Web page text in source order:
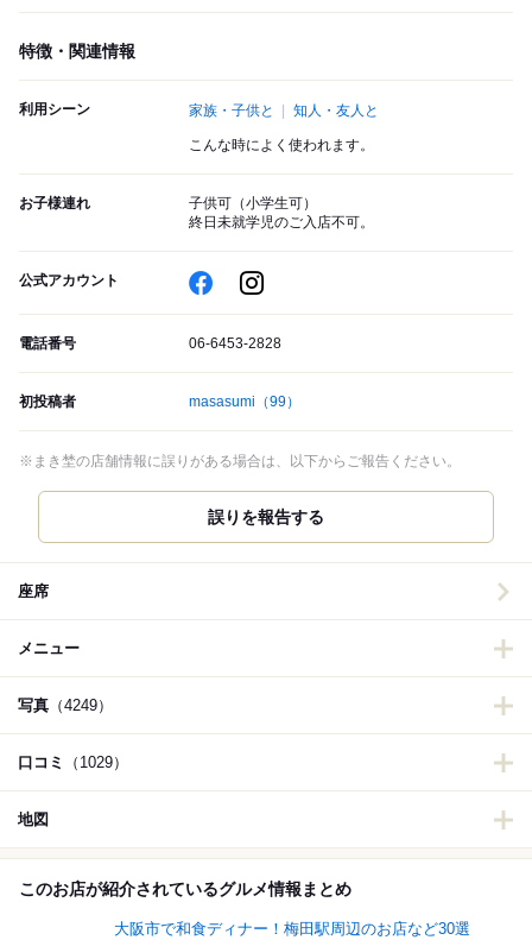
特徴・関連情報
利用シーン 家族・子供と 知人・友人と
こんな時によく使われます。
お子様連れ
子供可（小学生可）
終日未就学児のご入店不可。
公式アカウント
電話番号 06-6453-2828
初投稿者 masasumi （99）
※まき埜の店舗情報に誤りがある場合は、以下からご報告ください。
誤りを報告する
座席
メニュー
写真 （4249）
口コミ （1029）
地図
このお店が紹介されているグルメ情報まとめ
大阪市で和食ディナー！梅田駅周辺のお店など30選